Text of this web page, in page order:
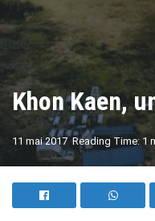
Khon Kaen,
11 mai 2017 Reading Time: 1